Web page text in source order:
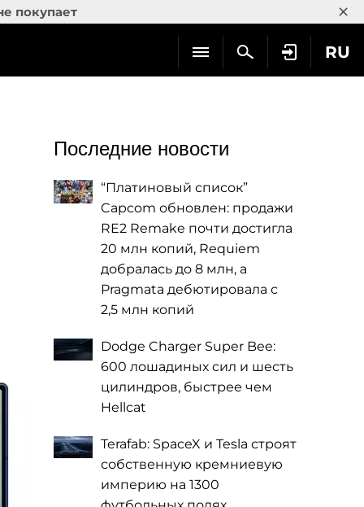
покупает ×
RU
Последние новости
“Платиновый список”
Capcom обновлен: продажи
RE2 Remake почти достигла
20 млн копий, Requiem
добралась до 8 млн, а
Pragmata дебютировала с
2,5 млн копий
Dodge Charger Super Bee:
600 лошадиных сил и шесть
цилиндров, быстрее чем
Hellcat
Terafab: SpaceX и Tesla строят
собственную кремниевую
империю на 1300